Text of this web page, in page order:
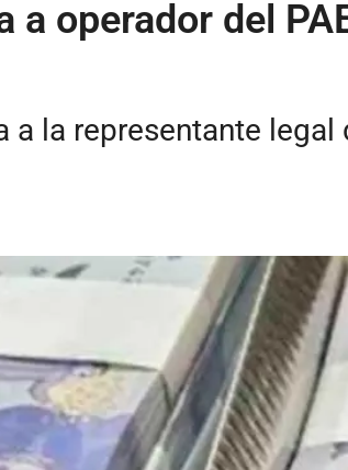
a operador del
a la representante